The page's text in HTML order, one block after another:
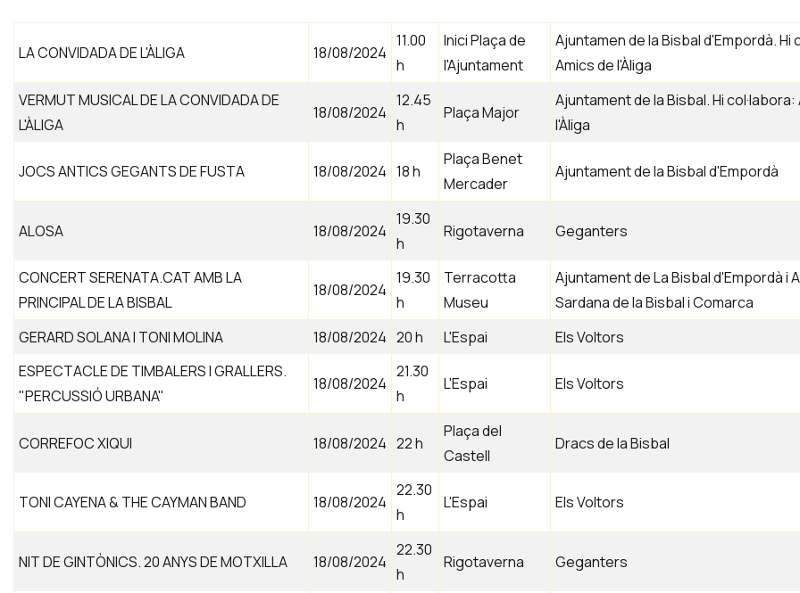
LA CONVIDADA DE L'ÀLIGA 18/08/2024
11.00
h
Inici Plaça de
l'Ajuntament
Ajuntamen de la Bisbal d'Empordà. Hi
Amics de l'Àliga
VERMUT MUSICAL DE LA CONVIDADA DE
L'ÀLIGA
18/08/2024
12.45
h
Plaça Major
Ajuntament de la Bisbal. Hi col·labora:
l'Àliga
JOCS ANTICS GEGANTS DE FUSTA 18/08/2024 18 h
Plaça Benet
Mercader
Ajuntament de la Bisbal d'Empordà
ALOSA 18/08/2024
19.30
h
Rigotaverna Geganters
CONCERT SERENATA.CAT AMB LA
PRINCIPAL DE LA BISBAL
18/08/2024
19.30
h
Terracotta
Museu
Ajuntament de La Bisbal d'Empordà i
Sardana de la Bisbal i Comarca
GERARD SOLANA I TONI MOLINA
18/08/2024 20 h L'Espai
Els Voltors
ESPECTACLE DE TIMBALERS I GRALLERS.
"PERCUSSIÓ URBANA"
18/08/2024
21.30
h
L'Espai Els Voltors
CORREFOC XIQUI 18/08/2024 22 h
Plaça del
Castell
Dracs de la Bisbal
TONI CAYENA & THE CAYMAN BAND 18/08/2024
22.30
h
L'Espai Els Voltors
NIT DE GINTÒNICS. 20 ANYS DE MOTXILLA 18/08/2024
22.30
h
Rigotaverna Geganters